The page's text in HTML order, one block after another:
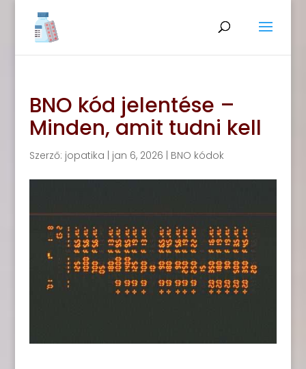
BNO kód jelentése –
Minden, amit tudni kell
Szerző: jopatika jan 6, 2026 BNO kódok